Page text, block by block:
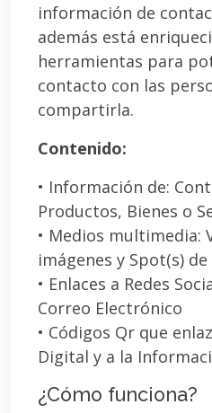
información de
además está
herramientas para
contacto con las
compartirla.
Contenido:
• Información de:
Productos, Bienes o
• Medios multimedia:
imágenes y Spot(s)
• Enlaces a Redes
Correo Electrónico
• Códigos Qr que
Digital y a la
¿Cómo funciona?